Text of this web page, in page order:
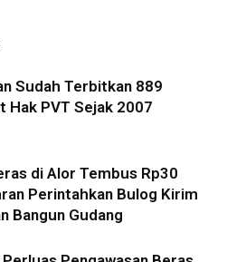
Sudah Terbitkan 889
Hak PVT Sejak 2007
di Alor Tembus Rp30
Perintahkan Bulog Kirim
Bangun Gudang